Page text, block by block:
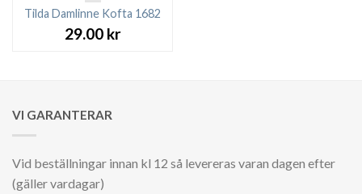
Tilda Damlinne Kofta 1682
29.00 kr
VI GARANTERAR
Vid beställningar innan kl 12 så levereras varan dagen efter
(gäller vardagar)